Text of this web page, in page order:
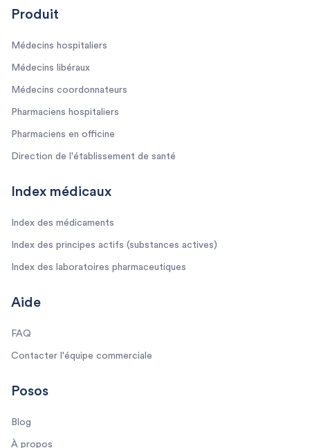
Produit
Médecins hospitaliers
Médecins libéraux
Médecins coordonnateurs
Pharmaciens hospitaliers
Pharmaciens en officine
Direction de l'établissement de santé
Index médicaux
Index des médicaments
Index des principes actifs (substances actives)
Index des laboratoires pharmaceutiques
Aide
FAQ
Contacter l'équipe commerciale
Posos
Blog
À propos